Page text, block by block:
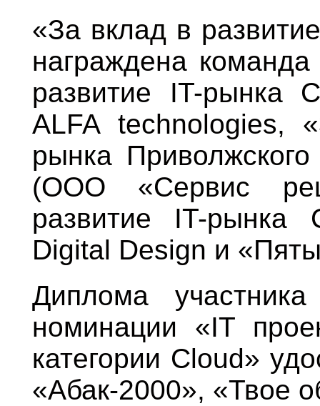
«За вклад в
награждена
развитие IT-рынка
ALFA technologies,
рынка
(ООО «Сервис
развитие IT-рынка
Digital Design и
Диплома
номинации «IT
категории Cloud»
«Абак-2000», «Твое